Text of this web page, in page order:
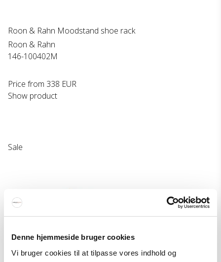
Denne hjemmeside bruger cookies
Vi bruger cookies til at tilpasse vores indhold og
Roon & Rahn Moodstand shoe rack
Roon & Rahn
146-100402M
Price from 338 EUR
Show product
Sale